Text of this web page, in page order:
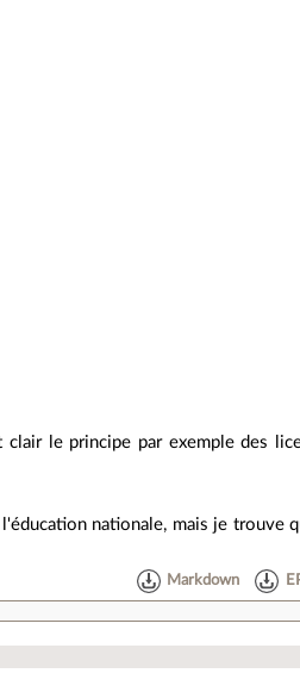
le principe par exemple des
nationale, mais je trouve
Markdown